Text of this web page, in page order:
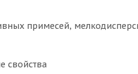
примесей,
свойства